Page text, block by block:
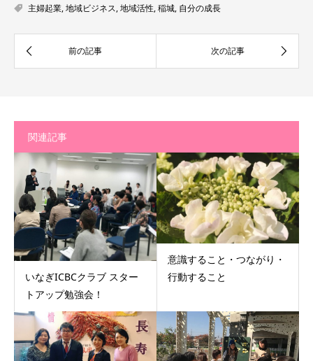
主婦起業,地域ビジネス,地域活性,稲城, 自分の成長
関連記事
いなぎICBCクラブ スター
トアップ勉強会！
意識すること・つながり・
行動すること